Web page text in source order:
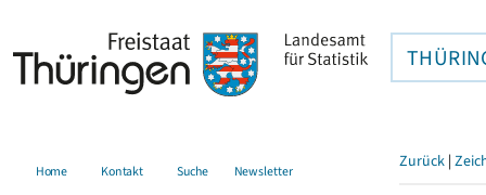
Home Kontakt Suche Newsletter Zurück |